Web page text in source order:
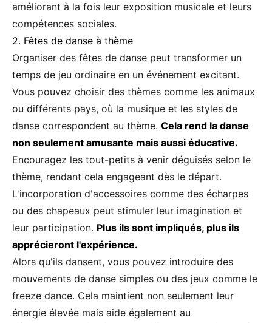
améliorant à la fois leur exposition musicale et leurs
compétences sociales.
2. Fêtes de danse à thème
Organiser des fêtes de danse peut transformer un
temps de jeu ordinaire en un événement excitant.
Vous pouvez choisir des thèmes comme les animaux
ou différents pays, où la musique et les styles de
danse correspondent au thème. Cela rend la danse
non seulement amusante mais aussi éducative.
Encouragez les tout-petits à venir déguisés selon le
thème, rendant cela engageant dès le départ.
L'incorporation d'accessoires comme des écharpes
ou des chapeaux peut stimuler leur imagination et
leur participation. Plus ils sont impliqués, plus ils
apprécieront l'expérience.
Alors qu'ils dansent, vous pouvez introduire des
mouvements de danse simples ou des jeux comme le
freeze dance. Cela maintient non seulement leur
énergie élevée mais aide également au